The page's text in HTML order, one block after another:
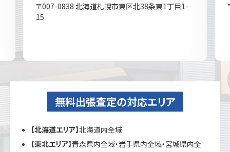
〒007-0838 北海道札幌市東区北38条東1丁目1-
15
無料出張査定の対応エリア
【北海道エリア】北海道内全域
【東北エリア】青森県内全域・岩手県内全域・宮城県内全